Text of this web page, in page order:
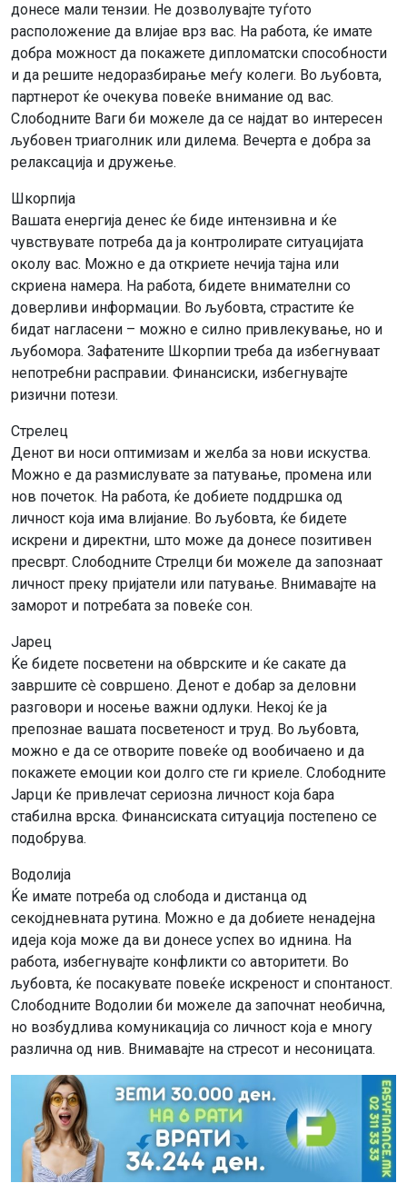
донесе мали тензии. Не дозволувајте туѓото
расположение да влијае врз вас. На работа, ќе имате
добра можност да покажете дипломатски способности
и да решите недоразбирање меѓу колеги. Во љубовта,
партнерот ќе очекува повеќе внимание од вас.
Слободните Ваги би можеле да се најдат во интересен
љубовен триаголник или дилема. Вечерта е добра за
релаксација и дружење.
Шкорпија
Вашата енергија денес ќе биде интензивна и ќе
чувствувате потреба да ја контролирате ситуацијата
околу вас. Можно е да откриете нечија тајна или
скриена намера. На работа, бидете внимателни со
доверливи информации. Во љубовта, страстите ќе
бидат нагласени – можно е силно привлекување, но и
љубомора. Зафатените Шкорпии треба да избегнуваат
непотребни расправии. Финансиски, избегнувајте
ризични потези.
Стрелец
Денот ви носи оптимизам и желба за нови искуства.
Можно е да размислувате за патување, промена или
нов почеток. На работа, ќе добиете поддршка од
личност која има влијание. Во љубовта, ќе бидете
искрени и директни, што може да донесе позитивен
пресврт. Слободните Стрелци би можеле да запознаат
личност преку пријатели или патување. Внимавајте на
заморот и потребата за повеќе сон.
Јарец
Ќе бидете посветени на обврските и ќе сакате да
завршите сè совршено. Денот е добар за деловни
разговори и носење важни одлуки. Некој ќе ја
препознае вашата посветеност и труд. Во љубовта,
можно е да се отворите повеќе од вообичаено и да
покажете емоции кои долго сте ги криеле. Слободните
Јарци ќе привлечат сериозна личност која бара
стабилна врска. Финансиската ситуација постепено се
подобрува.
Водолија
Ќе имате потреба од слобода и дистанца од
секојдневната рутина. Можно е да добиете ненадејна
идеја која може да ви донесе успех во иднина. На
работа, избегнувајте конфликти со авторитети. Во
љубовта, ќе посакувате повеќе искреност и спонтаност.
Слободните Водолии би можеле да започнат необична,
но возбудлива комуникација со личност која е многу
различна од нив. Внимавајте на стресот и несоницата.